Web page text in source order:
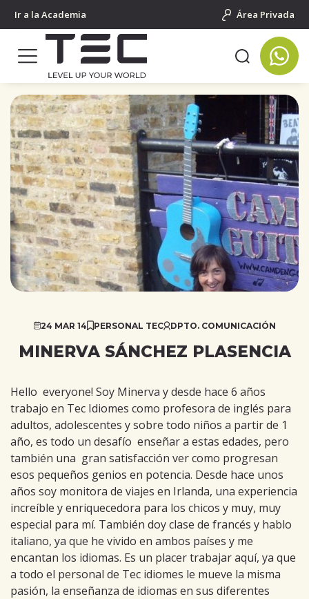
Ir a la Academia Área Privada
24 MAR 14 PERSONAL TEC DPTO. COMUNICACIÓN
MINERVA SÁNCHEZ PLASENCIA
Hello everyone! Soy Minerva y desde hace 6 años
trabajo en Tec Idiomes como profesora de inglés para
adultos, adolescentes y sobre todo niños a partir de 1
año, es todo un desafío enseñar a estas edades, pero
también una gran satisfacción ver como progresan
esos pequeños genios en potencia. Desde hace unos
años soy monitora de viajes en Irlanda, una experiencia
increíble y enriquecedora para los chicos y muy, muy
especial para mí. También doy clase de francés y hablo
italiano, ya que he vivido en ambos países y me
encantan los idiomas. Es un placer trabajar aquí, ya que
a todo el personal de Tec idiomes le mueve la misma
pasión, la enseñanza de idiomas en sus diferentes